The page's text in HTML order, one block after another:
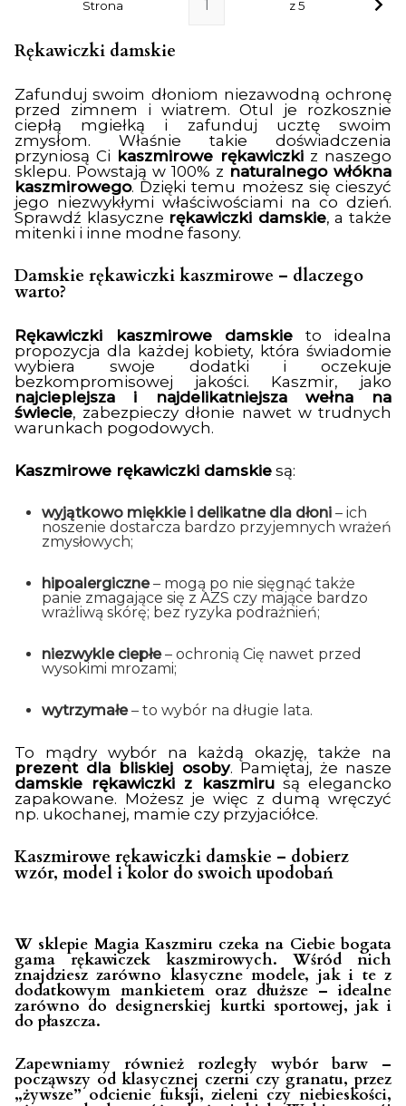
Strona z 5
Rękawiczki damskie
Zafunduj swoim dłoniom niezawodną ochronę
przed zimnem i wiatrem. Otul je rozkosznie
ciepłą mgiełką i zafunduj ucztę swoim
zmysłom. Właśnie takie doświadczenia
przyniosą Ci kaszmirowe rękawiczki z naszego
sklepu. Powstają w 100% z naturalnego włókna
kaszmirowego. Dzięki temu możesz się cieszyć
jego niezwykłymi właściwościami na co dzień.
Sprawdź klasyczne rękawiczki damskie, a także
mitenki i inne modne fasony.
Damskie rękawiczki kaszmirowe – dlaczego
warto?
Rękawiczki kaszmirowe damskie to idealna
propozycja dla każdej kobiety, która świadomie
wybiera swoje dodatki i oczekuje
bezkompromisowej jakości. Kaszmir, jako
najcieplejsza i najdelikatniejsza wełna na
świecie, zabezpieczy dłonie nawet w trudnych
warunkach pogodowych.
Kaszmirowe rękawiczki damskie są:
wyjątkowo miękkie i delikatne dla dłoni – ich
noszenie dostarcza bardzo przyjemnych wrażeń
zmysłowych;
hipoalergiczne– mogą po nie sięgnąć także
panie zmagające się z AZS czy mające bardzo
wrażliwą skórę; bez ryzyka podrażnień;
niezwykle ciepłe– ochronią Cię nawet przed
wysokimi mrozami;
wytrzymałe– to wybór na długie lata.
To mądry wybór na każdą okazję, także na
prezent dla bliskiej osoby. Pamiętaj, że nasze
damskie rękawiczki z kaszmirusą elegancko
zapakowane. Możesz je więc z dumą wręczyć
np. ukochanej, mamie czy przyjaciółce.
Kaszmirowe rękawiczki damskie – dobierz
wzór, model i kolor do swoich upodobań
W sklepie Magia Kaszmiru czeka na Ciebie bogata
gamarękawiczek kaszmirowych. Wśród nich
znajdziesz zarówno klasyczne modele, jak i te z
dodatkowym mankietem oraz dłuższe – idealne
zarówno do designerskiej kurtki sportowej, jak i
do płaszcza.
Zapewniamy również rozległy wybór barw –
począwszy od klasycznej czerni czy granatu, przez
„żywsze” odcienie fuksji, zieleni czy niebieskości,